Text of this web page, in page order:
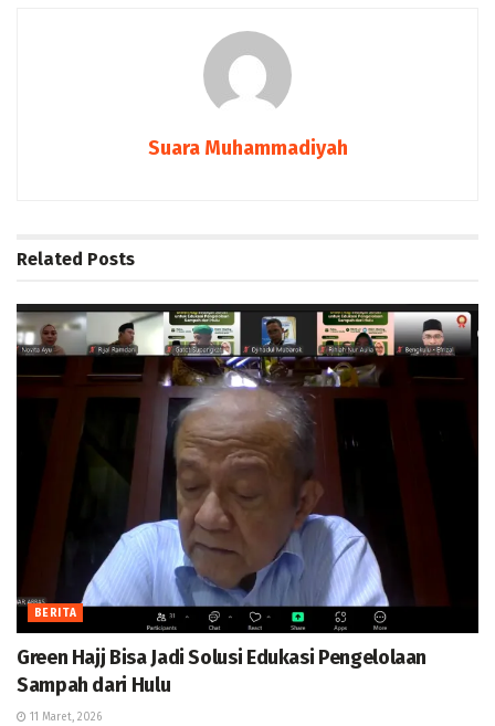
Suara Muhammadiyah
Related Posts
BERITA
Green Hajj Bisa Jadi Solusi Edukasi Pengelolaan
Sampah dari Hulu
11 Maret, 2026